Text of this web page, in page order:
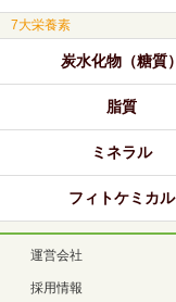
7大栄養素
炭水化物（糖質）
脂質
ミネラル
フィトケミカル
運営会社
採用情報